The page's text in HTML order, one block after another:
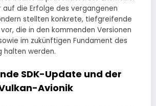
auf die Erfolge des vergangenen
stellten konkrete, tiefgreifende
die in den kommenden Versionen
im zukünftigen Fundament des
halten werden.
SDK-Update und der
Avionik